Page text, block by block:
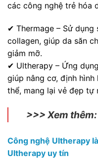
các công nghệ trẻ hóa
✔ Thermage – Sử
collagen, giúp da săn
giảm mỡ.
✔ Ultherapy – Ứng
giúp nâng cơ, định
thể, mang lại vẻ đẹp tự
>>> Xem thêm:
Công nghệ Ultherapy
Ultherapy uy tín